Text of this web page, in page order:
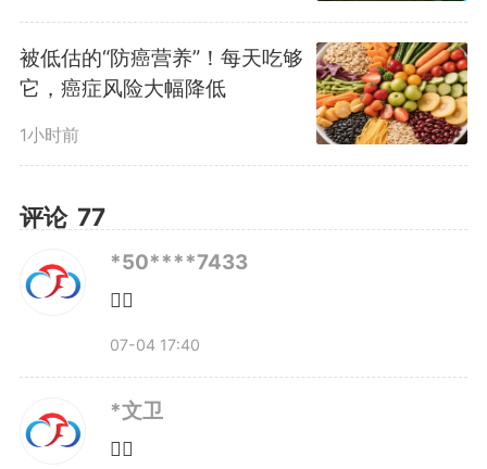
予科技工作者的机遇。
2022年，贺冉与中科大多位
教授联合创办幺正量子，这个公司
事实，但我们这帮人，就是要去啃
硬骨头。”谈及创业路上的艰辛，
被低估的“防癌营养”！每天吃够
它，癌症风险大幅降低
1小时前
评论 77
*50****7433
👍🏻
07-04 17:40
*文卫
👍🏻